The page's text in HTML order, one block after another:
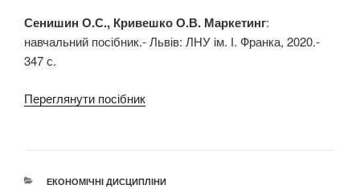
Сенишин О.С., Кривешко О.В. Маркетинг:
навчальний посібник.- Львів: ЛНУ ім. І. Франка, 2020.-
347 с.
Переглянути посібник
КАТЕГОРІЇ
ЕКОНОМІЧНІ ДИСЦИПЛІНИ